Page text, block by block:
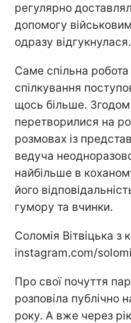
регулярно
допомогу
одразу відгукнулася.
Саме спільна робота
спілкування
щось більше.
перетворилися на
розмовах із
ведуча
найбільше в
його
гумору та вчинки.
Соломія Вітвіцька з
instagram.com/
Про свої почуття
розповіла публічно
року. А вже через